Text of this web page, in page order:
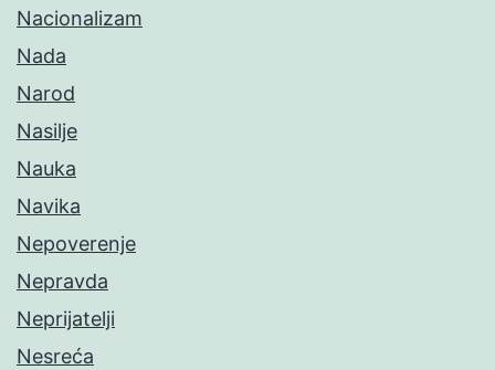
Nacionalizam
Nada
Narod
Nasilje
Nauka
Navika
Nepoverenje
Nepravda
Neprijatelji
Nesreća